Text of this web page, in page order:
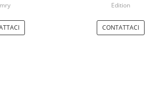
Edition
CONTATTACI